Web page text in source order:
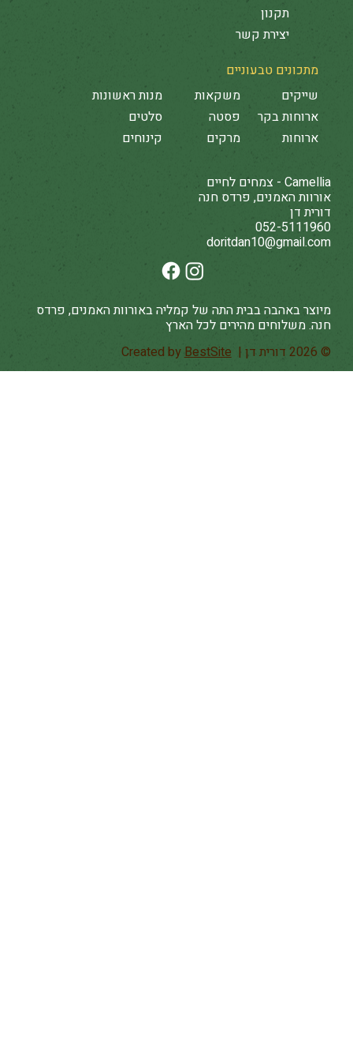
תקנון
יצירת קשר
מתכונים טבעוניים
שייקים
משקאות
מנות ראשונות
ארוחות בקר
פסטה
סלטים
ארוחות
מרקים קינוחים
Camellia - צמחים לחיים
אורוות האמנים, פרדס חנה
דורית דן
052-5111960
doritdan10@gmail.com
מיוצר באהבה בבית התה של קמליה באורוות האמנים, פרדס
חנה. משלוחים מהירים לכל הארץ
© 2026 דורית דן | Created by
BestSite